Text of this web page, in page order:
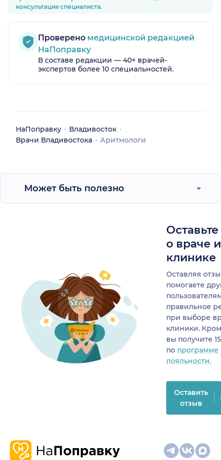
консультация специалиста.
Проверено медицинской редакцией
НаПоправку
В составе редакции — 40+ врачей-
экспертов более 10 специальностей.
НаПоправку
Владивосток
Врачи Владивостока
Аритмологи
Может быть полезно
о враче
клинике
Оставляя
помогаете
правильное
при выборе
клиники.
вы получите
по программе
лояльности.
Оставить
отзыв